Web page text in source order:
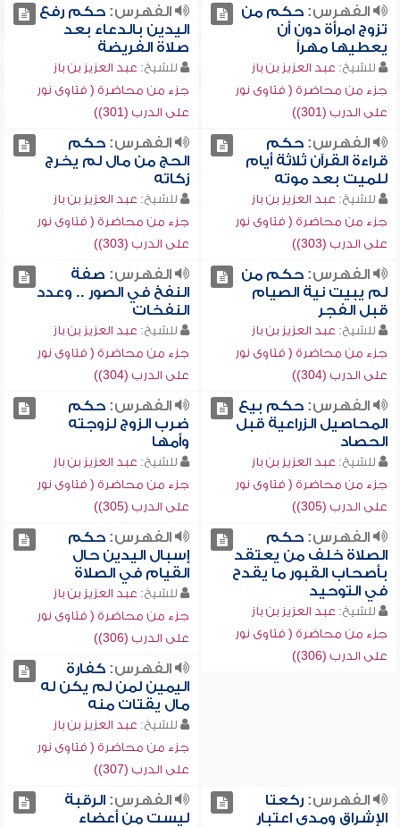
الفهرس:حكم من
تزوج امرأة دون أن
يعطيها مهراً
للشيخ: عبد العزيز بن باز
جزء من محاضرة ( فتاوى نور
على الدرب (301))
الفهرس:حكم رفع
اليدين بالدعاء بعد
صلاة الفريضة
للشيخ: عبد العزيز بن باز
جزء من محاضرة ( فتاوى نور
على الدرب (301))
الفهرس:حكم
قراءة القرآن ثلاثة أيام
للميت بعد موته
للشيخ: عبد العزيز بن باز
جزء من محاضرة ( فتاوى نور
على الدرب (303))
الفهرس:حكم
الحج من مال لم يخرج
زكاته
للشيخ: عبد العزيز بن باز
جزء من محاضرة ( فتاوى نور
على الدرب (303))
الفهرس:حكم من
لم يبيت نية الصيام
قبل الفجر
للشيخ: عبد العزيز بن باز
جزء من محاضرة ( فتاوى نور
على الدرب (304))
الفهرس: صفة
النفخ في الصور .. وعدد
النفخات
للشيخ: عبد العزيز بن باز
جزء من محاضرة ( فتاوى نور
على الدرب (304))
الفهرس:حكم بيع
المحاصيل الزراعية قبل
الحصاد
للشيخ: عبد العزيز بن باز
جزء من محاضرة ( فتاوى نور
على الدرب (305))
الفهرس:حكم
ضرب الزوج لزوجته
وأمها
للشيخ: عبد العزيز بن باز
جزء من محاضرة ( فتاوى نور
على الدرب (305))
الفهرس:حكم
الصلاة خلف من يعتقد
بأصحاب القبور ما يقدح
في التوحيد
للشيخ: عبد العزيز بن باز
جزء من محاضرة ( فتاوى نور
على الدرب (306))
الفهرس:حكم
إسبال اليدين حال
القيام في الصلاة
للشيخ: عبد العزيز بن باز
جزء من محاضرة ( فتاوى نور
على الدرب (306))
الفهرس:كفارة
اليمين لمن لم يكن له
مال يقتات منه
للشيخ: عبد العزيز بن باز
جزء من محاضرة ( فتاوى نور
على الدرب (307))
الفهرس:ركعتا
الإشراق ومدى اعتبار
الفهرس:الرقبة
ليست من أعضاء